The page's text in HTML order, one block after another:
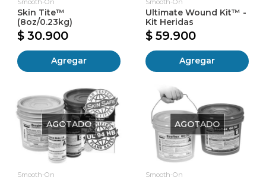
Skin Tite™
(8oz/0.23kg)
$ 30.900
Agregar
Ultimate Wound Kit™ -
Kit Heridas
$ 59.900
Agregar
AGOTADO
Smooth-On
AGOTADO
Smooth-On